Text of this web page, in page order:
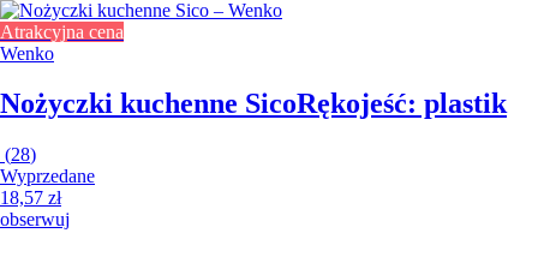
Atrakcyjna cena
Wenko
Nożyczki kuchenne SicoRękojeść: plastik
(28)
Wyprzedane
18,57 zł
obserwuj